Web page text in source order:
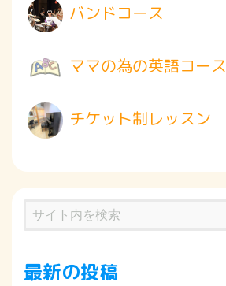
バンドコース
ママの為の英語コース
チケット制レッスン
最新の投稿